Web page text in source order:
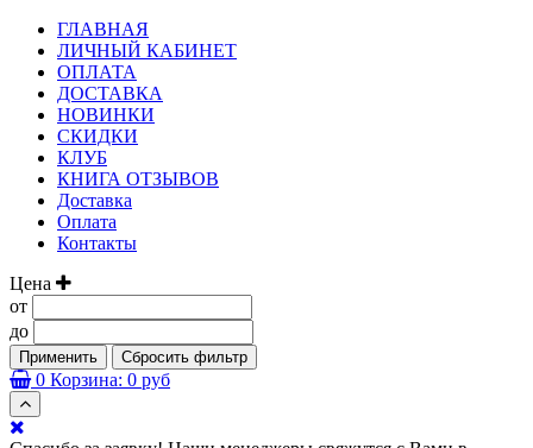
ГЛАВНАЯ
ЛИЧНЫЙ КАБИНЕТ
ОПЛАТА
ДОСТАВКА
НОВИНКИ
СКИДКИ
КЛУБ
КНИГА ОТЗЫВОВ
Доставка
Оплата
Контакты
Цена
от
до
Применить Сбросить фильтр
0 Корзина: 0 руб